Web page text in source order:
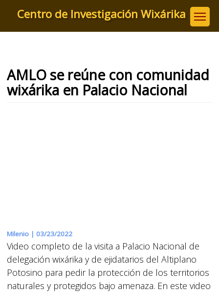
principal
Centro de Investigación Wixárika
AMLO se reúne con comunidad
wixárika en Palacio Nacional
Milenio | 03/23/2022
Video completo de la visita a Palacio Nacional de
delegación wixárika y de ejidatarios del Altiplano
Potosino para pedir la protección de los territorios
naturales y protegidos bajo amenaza. En este video